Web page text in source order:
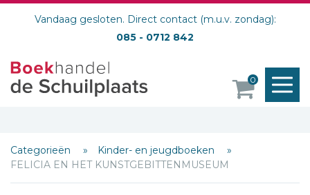
Vandaag gesloten. Direct contact (m.u.v. zondag):
085 - 0712 842
0
Categorieën
Kinder- en jeugdboeken
FELICIA EN HET KUNSTGEBITTENMUSEUM